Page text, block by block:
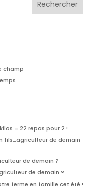
champ
= 22 repas pour 2 !
fils…agriculteur de demain
de demain ?
de demain ?
ferme en famille cet été !